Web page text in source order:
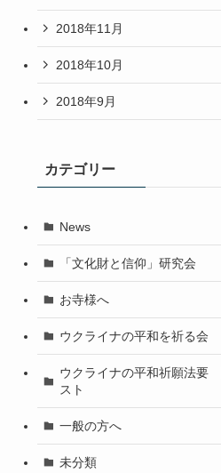
2018年11月
2018年10月
2018年9月
カテゴリー
News
「文化財と信仰」研究会
お寺様へ
ウクライナの平和を祈る会
ウクライナの平和祈願法要
スト
一般の方へ
未分類